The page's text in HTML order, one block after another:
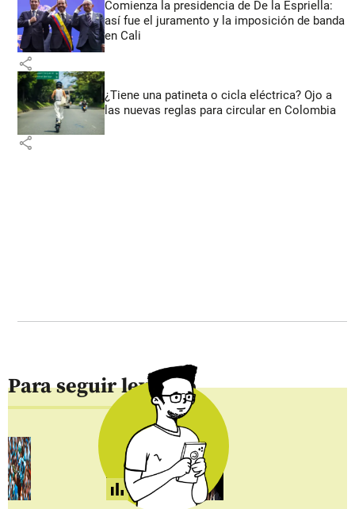
Comienza la presidencia de De la Espriella:
así fue el juramento y la imposición de banda
en Cali
share
¿Tiene una patineta o cicla eléctrica? Ojo a
las nuevas reglas para circular en Colombia
share
Para seguir leyendo